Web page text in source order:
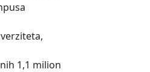
1,1 milion